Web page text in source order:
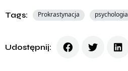
Tags: Prokrastynacja psychologia
Udostępnij: